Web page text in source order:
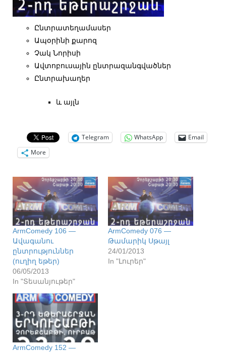
Ընտրատեղամասեր
Ապօրինի քարոզ
Չակ Նորիսի
Ավտոբուսային ընտրազանգվածներ
Ընտրախաղեր
և այլն
Telegram WhatsApp
Email
More
ArmComedy 106 —
Ավագանու
ընտրություններ
(ուղիղ եթեր)
06/05/2013
In "Տեսանյութեր"
ArmComedy 076 —
Թամարիկ Սթայլ
24/01/2013
In "Լուրեր"
ArmComedy 152 —